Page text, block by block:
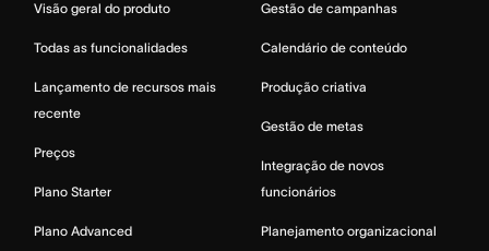
Visão geral do produto
Todas as funcionalidades
Lançamento de recursos mais
recente
Preços
Plano Starter
Plano Advanced
Gestão de campanhas
Calendário de conteúdo
Produção criativa
Gestão de metas
Integração de novos
funcionários
Planejamento organizacional